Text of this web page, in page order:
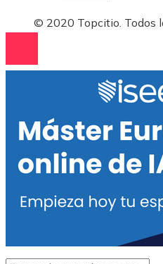
© 2020 Topcitio. Todos